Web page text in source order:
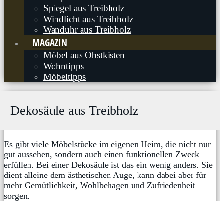
Spiegel aus Treibholz
Windlicht aus Treibholz
Wanduhr aus Treibholz
MAGAZIN
Möbel aus Obstkisten
Wohntipps
Möbeltipps
Dekosäule aus Treibholz
Es gibt viele Möbelstücke im eigenen Heim, die nicht nur
gut aussehen, sondern auch einen funktionellen Zweck
erfüllen. Bei einer Dekosäule ist das ein wenig anders. Sie
dient alleine dem ästhetischen Auge, kann dabei aber für
mehr Gemütlichkeit, Wohlbehagen und Zufriedenheit
sorgen.